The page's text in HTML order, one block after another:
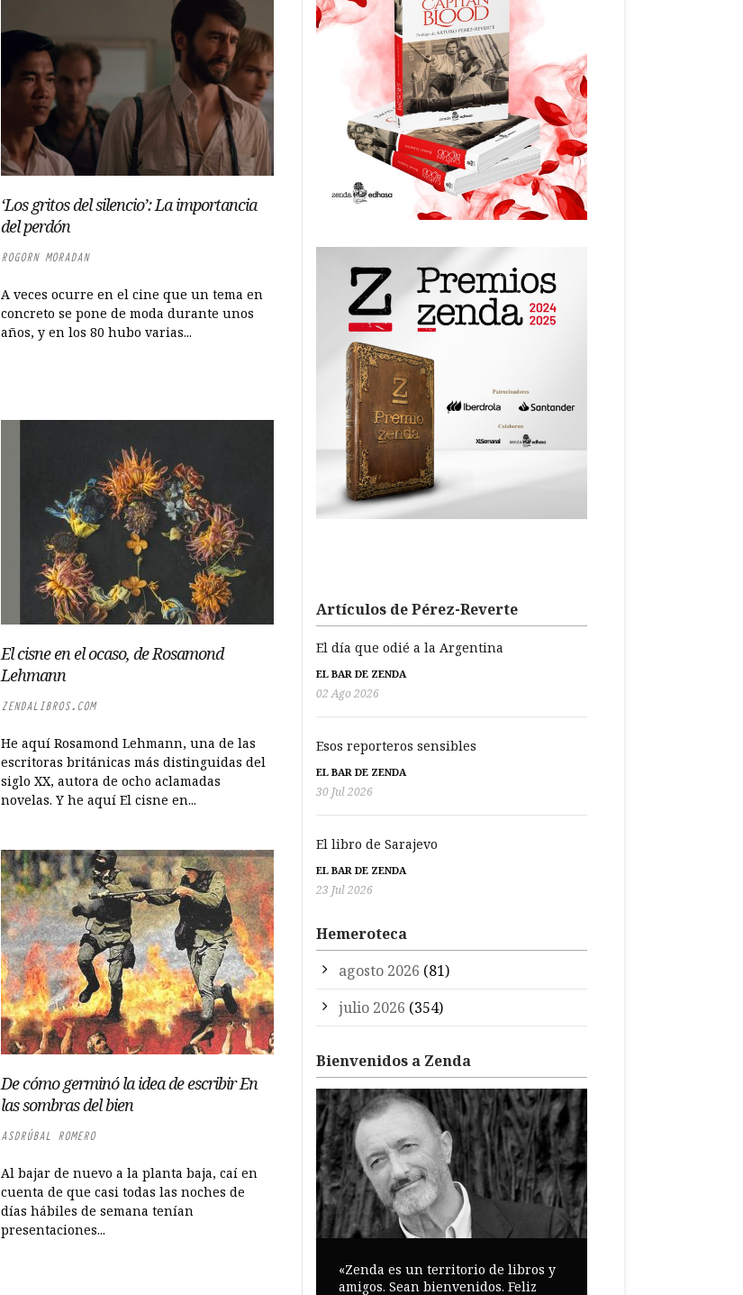
‘Los gritos del silencio’: La importancia
del perdón
ROGORN MORADAN
A veces ocurre en el cine que un tema en
concreto se pone de moda durante unos
años, y en los 80 hubo varias...
El cisne en el ocaso, de Rosamond
Lehmann
ZENDALIBROS.COM
He aquí Rosamond Lehmann, una de las
escritoras británicas más distinguidas del
siglo XX, autora de ocho aclamadas
novelas. Y he aquí El cisne en...
De cómo germinó la idea de escribir En
las sombras del bien
ASDRÚBAL ROMERO
Al bajar de nuevo a la planta baja, caí en
cuenta de que casi todas las noches de
días hábiles de semana tenían
presentaciones...
Artículos de Pérez-Reverte
El día que odié a la Argentina
EL BAR DE ZENDA
02 Ago 2026
Esos reporteros sensibles
EL BAR DE ZENDA
30 Jul 2026
El libro de Sarajevo
EL BAR DE ZENDA
23 Jul 2026
Hemeroteca
agosto 2026 (81)
julio 2026 (354)
Bienvenidos a Zenda
«Zenda es un territorio de libros y
amigos. Sean bienvenidos. Feliz